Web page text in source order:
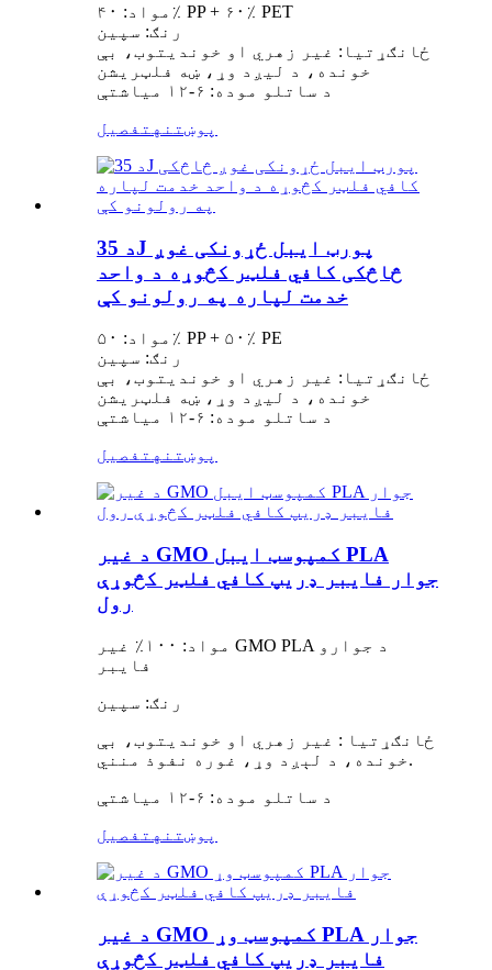
مواد: ۴۰٪ PP + ۶۰٪ PET
رنګ: سپین
ځانګړتیا: غیر زهري او خوندیتوب، بې
خونده، د لیږد وړ، ښه فلټریشن
د ساتلو موده: ۶-۱۲ میاشتې
پوښتنه تفصیل
د 35J پورټ ایبل ځړونکی غوږ
څاڅکی کافي فلټر کڅوړه د واحد
خدمت لپاره په رولونو کې
مواد: ۵۰٪ PP + ۵۰٪ PE
رنګ: سپین
ځانګړتیا: غیر زهري او خوندیتوب، بې
خونده، د لیږد وړ، ښه فلټریشن
د ساتلو موده: ۶-۱۲ میاشتې
پوښتنهتفصیل
د غیر GMO کمپوسټ ایبل PLA
جوار فایبر ډریپ کافي فلټر کڅوړې
رول
مواد: ۱۰۰٪ غیر GMO PLA د جوارو
فایبر
رنګ: سپین
ځانګړتیا : غیر زهري او خوندیتوب، بې
خونده، د لېږد وړ، غوره نفوذ منني.
د ساتلو موده: ۶-۱۲ میاشتې
پوښتنه تفصیل
د غیر GMO کمپوسټ وړ PLA جوار
فایبر ډریپ کافي فلټر کڅوړې